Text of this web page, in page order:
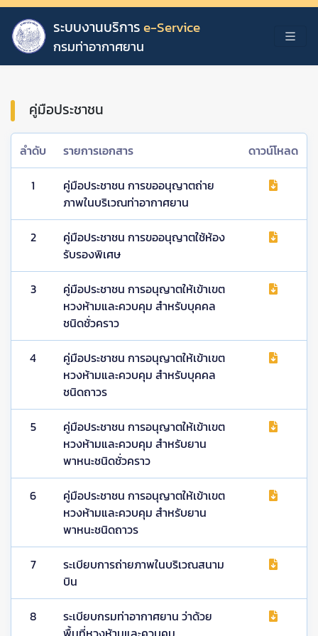
ระบบงานบริการe-Service
กรมท่าอากาศยาน
คู่มือประชาชน
ลำดับ รายการเอกสาร ดาวน์โหลด
1
คู่มือประชาชน การขออนุญาตถ่าย
ภาพในบริเวณท่าอากาศยาน
2
คู่มือประชาชน การขออนุญาตใช้ห้อง
รับรองพิเศษ
3
คู่มือประชาชน การอนุญาตให้เข้าเขต
หวงห้ามและควบคุม สำหรับบุคคล
ชนิดชั่วคราว
4
คู่มือประชาชน การอนุญาตให้เข้าเขต
หวงห้ามและควบคุม สำหรับบุคคล
ชนิดถาวร
5
คู่มือประชาชน การอนุญาตให้เข้าเขต
หวงห้ามและควบคุม สำหรับยาน
พาหนะชนิดชั่วคราว
6
คู่มือประชาชน การอนุญาตให้เข้าเขต
หวงห้ามและควบคุม สำหรับยาน
พาหนะชนิดถาวร
7
ระเบียบการถ่ายภาพในบริเวณสนาม
บิน
8
ระเบียบกรมท่าอากาศยาน ว่าด้วย